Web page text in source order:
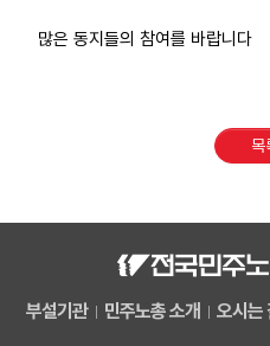
많은 동지들의 참여를 바랍니다
목
부설기관 민주노총 소개 오시는